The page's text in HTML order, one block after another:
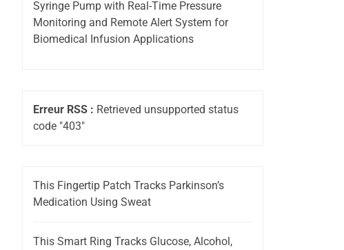
Syringe Pump with Real-Time Pressure
Monitoring and Remote Alert System for
Biomedical Infusion Applications
Erreur RSS : Retrieved unsupported status
code "403"
This Fingertip Patch Tracks Parkinson’s
Medication Using Sweat
This Smart Ring Tracks Glucose, Alcohol,